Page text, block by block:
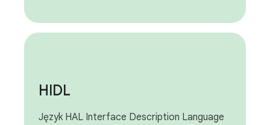
HIDL
Język HAL Interface Description Language